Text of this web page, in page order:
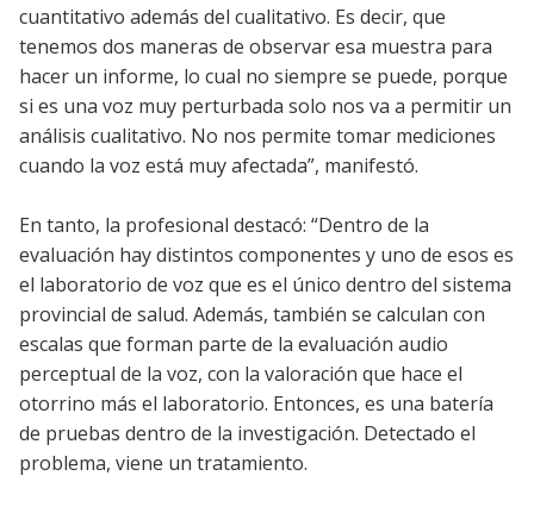
cuantitativo además del cualitativo. Es decir, que
tenemos dos maneras de observar esa muestra para
hacer un informe, lo cual no siempre se puede, porque
si es una voz muy perturbada solo nos va a permitir un
análisis cualitativo. No nos permite tomar mediciones
cuando la voz está muy afectada”, manifestó.
En tanto, la profesional destacó: “Dentro de la
evaluación hay distintos componentes y uno de esos es
el laboratorio de voz que es el único dentro del sistema
provincial de salud. Además, también se calculan con
escalas que forman parte de la evaluación audio
perceptual de la voz, con la valoración que hace el
otorrino más el laboratorio. Entonces, es una batería
de pruebas dentro de la investigación. Detectado el
problema, viene un tratamiento.